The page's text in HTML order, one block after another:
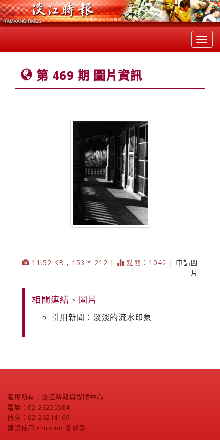
第 469 期 圖片資訊
11.52 KB , 153 * 212 | 點閱：1042 | 申請圖
片
相關連結、圖片
引用新聞：淡淡的流水印象
版權所有：淡江時報與媒體中心
電話：02-26250584
傳真：02-26214169
建議使用 Chrome 瀏覽器